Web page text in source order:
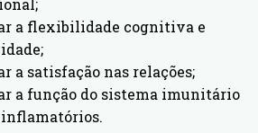
a flexibilidade cognitiva e
a satisfação nas relações;
a função do sistema imunitário
inflamatórios.